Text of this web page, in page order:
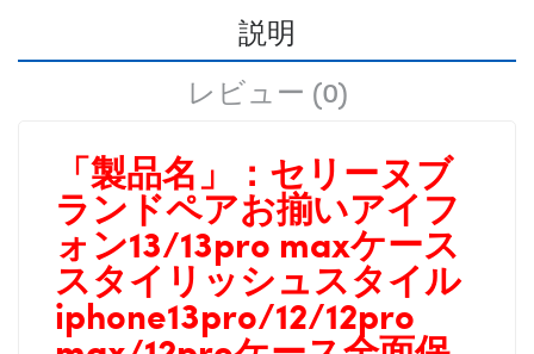
説明
レビュー (0)
「製品名」： セリーヌブ
ランドペアお揃いアイフ
ォン13/13pro maxケース
スタイリッシュスタイル
iphone13pro/12/12pro